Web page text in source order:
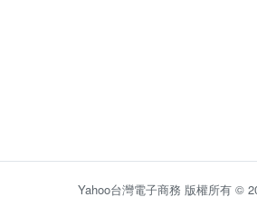
Yahoo台灣電子商務 版權所有 ©